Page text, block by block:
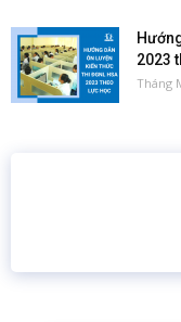
2023
Tháng